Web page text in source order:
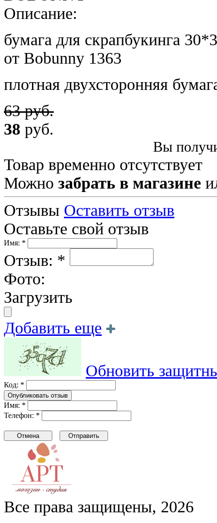
Описание:
бумага для скрапбукинга
от Bobunny 1363
плотная двухсторонняя
63 руб.
38 руб.
Вы
Товар временно отсутствует
Можно забрать в магазине
Отзывы Оставить отзыв
Оставьте свой отзыв
Имя: *
Отзыв: *
Фото:
Загрузить
Добавить еще
Обновить
Код: *
Имя: *
Телефон: *
Все права защищены, 2026